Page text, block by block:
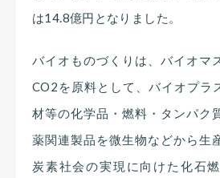
は14.8億円となりました。
バイオものづくりは、バイオマ
CO2を原料として、バイオプラ
材等の化学品・燃料・タンパク
薬関連製品を微生物などから生
炭素社会の実現に向けた化石